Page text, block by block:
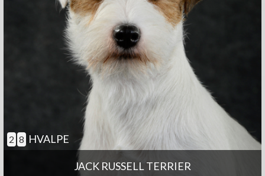
JACK RUSSELL TERRIER
2 8 HVALPE